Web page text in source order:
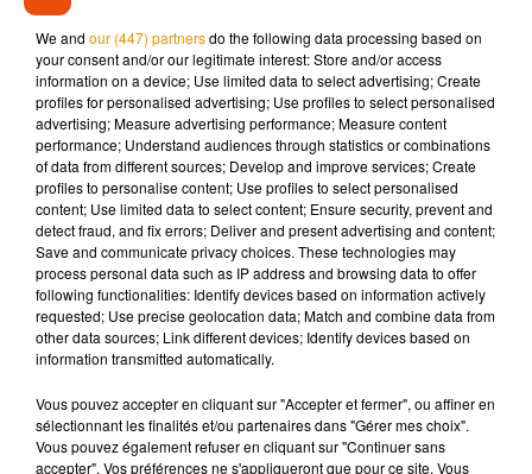
Pour financer ce projet exceptionnel, une mobilisation
nationale est organisée autour d’un appel aux dons intitulé «
Sauvez l’aile François Ier ». L’État, le Domaine de Chambord
et plusieurs mécènes participent conjointement à l’effort.
Une dotation exceptionnelle du ministère de la Culture ainsi
que les recettes propres du domaine viennent compléter le
financement, tandis que des partenaires institutionnels
comme la Fondation du patrimoine apportent leur soutien.
Afin d’encourager la participation du public, un dispositif
fiscal incitatif a été mis en place en 2026. Les dons ouvrent
droit à une réduction d’impôt exceptionnelle pouvant
mécanisme comparable à celui utilisé lors de la restauration
de Notre-Dame de Paris.
We and our (447) partnersdo the following data processing based on
your consent and/or our legitimate interest: Store and/or access
information on a device; Use limited data to select advertising; Create
profiles for personalised advertising; Use profiles to select personalised
advertising; Measure advertising performance; Measure content
performance; Understand audiences through statistics or combinations
of data from different sources; Develop and improve services; Create
profiles to personalise content; Use profiles to select personalised
content; Use limited data to select content; Ensure security, prevent and
detect fraud, and fix errors; Deliver and present advertising and content;
Save and communicate privacy choices. These technologies may
process personal data such as IP address and browsing data to offer
following functionalities: Identify devices based on information actively
requested; Use precise geolocation data; Match and combine data from
other data sources; Link different devices; Identify devices based on
information transmitted automatically.
Vous pouvez accepter en cliquant sur "Accepter et fermer", ou affiner en
sélectionnant les finalités et/ou partenaires dans "Gérer mes choix".
Vous pouvez également refuser en cliquant sur "Continuer sans
accepter". Vos préférences ne s'appliqueront que pour ce site. Vous